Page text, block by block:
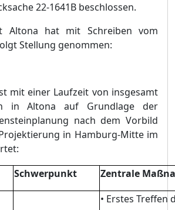
ksache 22-1641B beschlossen.
Altona hat mit Schreiben vom
Stellung genommen:
mit einer Laufzeit von insgesamt
in Altona auf Grundlage der
nach dem Vorbild
in Hamburg-Mitte im
Schwerpunkt Zentrale Maß
• Erstes Treffen